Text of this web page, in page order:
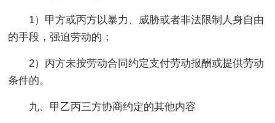
1）甲方或丙方以暴力、威胁或者非法限制人身自由
的手段，强迫劳动的；
2）丙方未按劳动合同约定支付劳动报酬或提供劳动
条件的。
九、甲乙丙三方协商约定的其他内容